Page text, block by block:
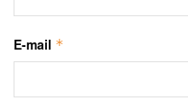
E-mail *